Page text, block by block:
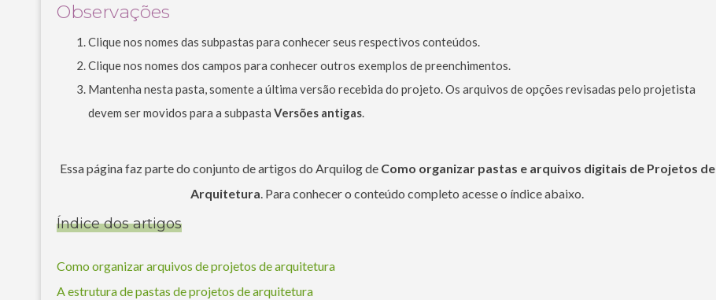
Observações
Clique nos nomes das subpastas para conhecer seus respectivos conteúdos.
Clique nos nomes dos campos para conhecer outros exemplos de preenchimentos.
Mantenha nesta pasta, somente a última versão recebida do projeto. Os arquivos de opções revisadas pelo projetista
devem ser movidos para a subpasta Versões antigas.
Essa página faz parte do conjunto de artigos do Arquilog de Como organizar pastas e arquivos digitais de Projetos de
Arquitetura. Para conhecer o conteúdo completo acesse o índice abaixo.
Índice dos artigos
Como organizar arquivos de projetos de arquitetura
A estrutura de pastas de projetos de arquitetura